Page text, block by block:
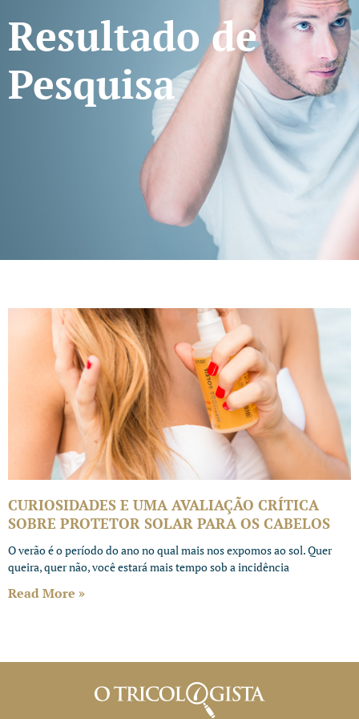
Resultado de
Pesquisa
CURIOSIDADES E UMA AVALIAÇÃO CRÍTICA
SOBRE PROTETOR SOLAR PARA OS CABELOS
O verão é o período do ano no qual mais nos expomos ao sol. Quer
queira, quer não, você estará mais tempo sob a incidência
Read More »